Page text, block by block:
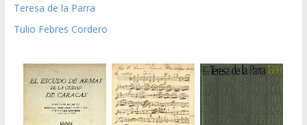
Teresa de la Parra
Tulio Febres Cordero